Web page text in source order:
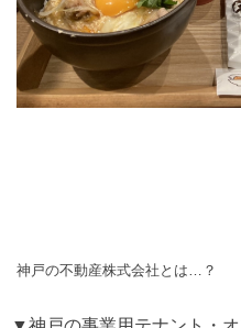
神戸の不動産株式会社とは…？